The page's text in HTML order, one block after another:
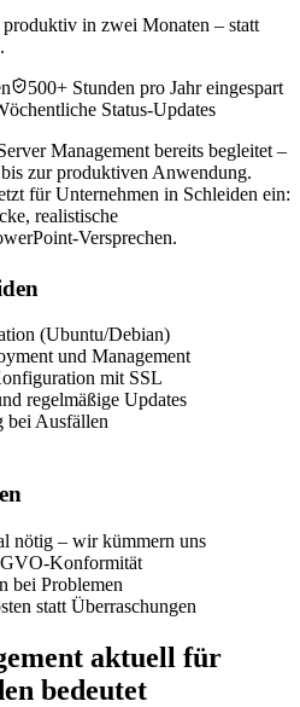
in zwei Monaten – statt
500+ Stunden pro Jahr eingespart
Status-Updates
Management bereits begleitet –
zur produktiven Anwendung.
für Unternehmen in Schleiden ein:
realistische
Versprechen.
(Ubuntu/Debian)
und Management
mit SSL
regelmäßige Updates
bei Ausfällen
nötig – wir kümmern uns
Konformität
bei Problemen
statt Überraschungen
aktuell für
bedeutet